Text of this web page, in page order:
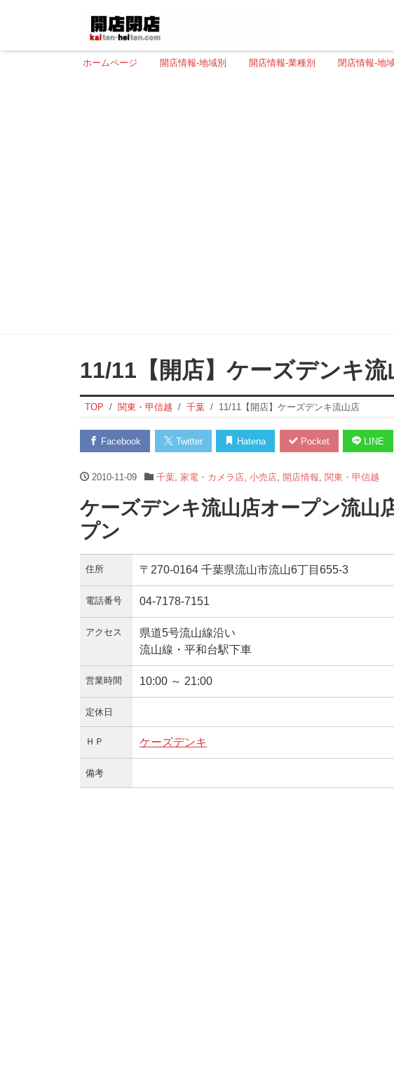
ホームページ 開店情報-地域別 開店情報-業種別 閉店情報-地
11/11【開店】ケーズデンキ流
TOP 関東・甲信越 千葉 11/11【開店】ケーズデンキ流山店
Facebook Twitter Hatena Pocket LINE
2010-11-09 千葉, 家電・カメラ店, 小売店, 開店情報 関東・甲信越
ケーズデンキ流山店オープン流山
プン
住所 〒270-0164 千葉県流山市流山6丁目655-3
電話番号 04-7178-7151
アクセス
県道5号流山線沿い
流山線・平和台駅下車
営業時間 10:00 ～ 21:00
定休日
ＨＰ ケーズデンキ
備考